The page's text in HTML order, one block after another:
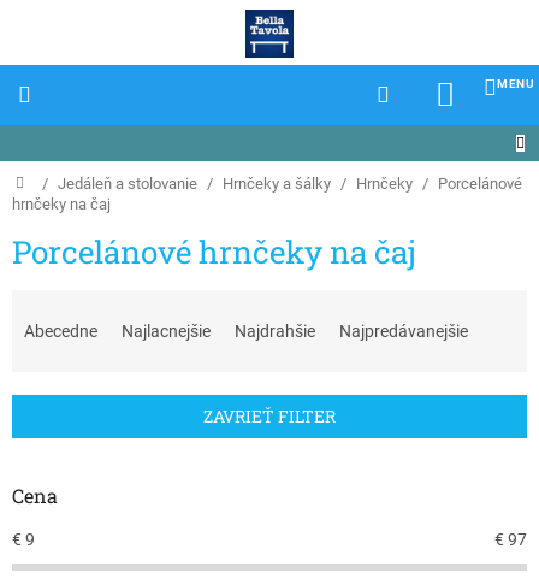
Domov
/ Jedáleň a stolovanie / Hrnčeky a šálky / Hrnčeky / Porcelánové
hrnčeky na čaj
Porcelánové hrnčeky na čaj
i
p
r
o
d
Abecedne Najlacnejšie Najdrahšie Najpredávanejšie
ZAVRIEŤ FILTER
Cena
€ 9 € 97